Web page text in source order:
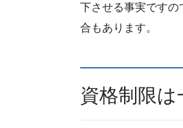
下させる事実ですの
合もあります。
資格制限